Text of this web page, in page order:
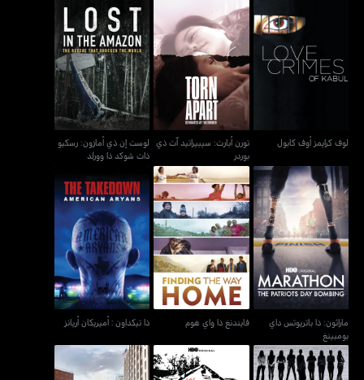
لوف كرايمز أوف كابول
لوف كرايمز أوف كابول
تورن أبارت: سيبيراتيد آت
ذي بوردر
تورن أبارت: سيبيراتيد آت ذي
بوردر
لوست إن ذي أمازون: رسكيو
ذات شوكد ذا وورلد
لوست إن ذي أمازون: رسكيو
ذات شوكد ذا وورلد
ماراثون: ذا باتريوتس داي
بومبينغ
ماراثون: ذا باتريوتس داي
بومبينغ
فايندنغ ذا واي هوم
فايندنغ ذا واي هوم
ذا تيكداون : أميريكان أريانز
ذا تيكداون : أميريكان أريانز